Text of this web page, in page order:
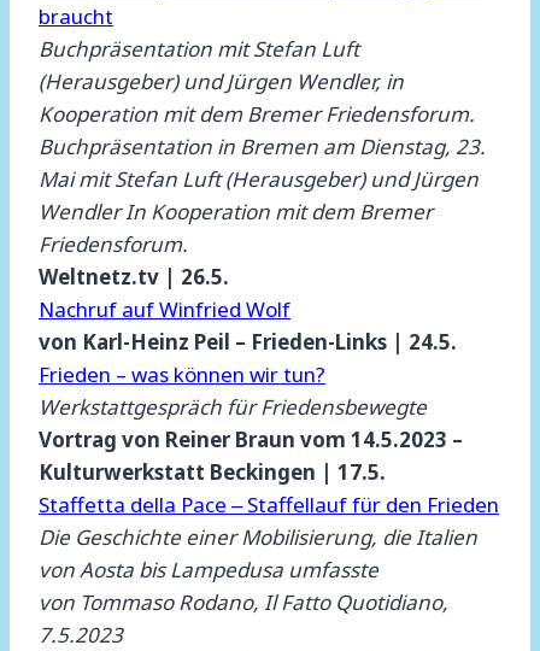
braucht
Buchpräsentation mit Stefan Luft
(Herausgeber) und Jürgen Wendler, in
Kooperation mit dem Bremer Friedensforum.
Buchpräsentation in Bremen am Dienstag, 23.
Mai mit Stefan Luft (Herausgeber) und Jürgen
Wendler In Kooperation mit dem Bremer
Friedensforum.
Weltnetz.tv | 26.5.
Nachruf auf Winfried Wolf
von Karl-Heinz Peil – Frieden-Links | 24.5.
Frieden – was können wir tun?
Werkstattgespräch für Friedensbewegte
Vortrag von Reiner Braun vom 14.5.2023 –
Kulturwerkstatt Beckingen | 17.5.
Staffetta della Pace ‒ Staffellauf für den Frieden
Die Geschichte einer Mobilisierung, die Italien
von Aosta bis Lampedusa umfasste
von Tommaso Rodano, Il Fatto Quotidiano,
7.5.2023